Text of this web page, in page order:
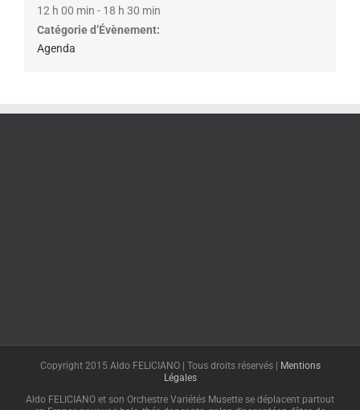
12 h 00 min - 18 h 30 min
Catégorie d’Évènement:
Agenda
Copyright 2015 Aldo FELICIANO | Tous droits réservés | Mentions
Légales
Aldo FELICIANO et son Orchestre Variétés Musette se déplacent partout